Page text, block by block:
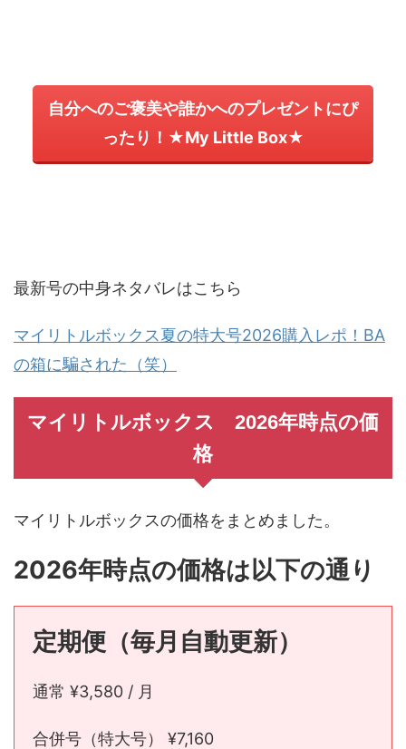
自分へのご褒美や誰かへのプレゼントにぴ
ったり！★My Little Box★
最新号の中身ネタバレはこちら
マイリトルボックス夏の特大号2026購入レポ！BA
の箱に騙された（笑）
マイリトルボックス 2026年時点の価
格
マイリトルボックスの価格をまとめました。
2026年時点の価格は以下の通り
定期便（毎月自動更新）
通常 ¥3,580 / 月
合併号（特大号） ¥7,160